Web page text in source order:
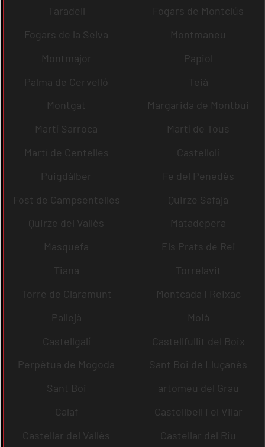
Taradell
Fogars de Montclús
Fogars de la Selva
Montmaneu
Montmajor
Papiol
Palma de Cervelló
Teià
Montgat
Margarida de Montbui
Martí Sarroca
Martí de Tous
Martí de Centelles
Castellolí
Puigdàlber
Fe del Penedès
Fost de Campsentelles
Quirze Safaja
Quirze del Vallès
Matadepera
Masquefa
Els Prats de Rei
Tiana
Torrelavit
Torre de Claramunt
Montcada i Reixac
Pallejà
Moià
Castellgalí
Castellfullit del Boix
Perpètua de Mogoda
Sant Boi de Lluçanès
Sant Boi
artomeu del Grau
Calaf
Castellbell i el Vilar
Castellar del Vallès
Castellar del Riu